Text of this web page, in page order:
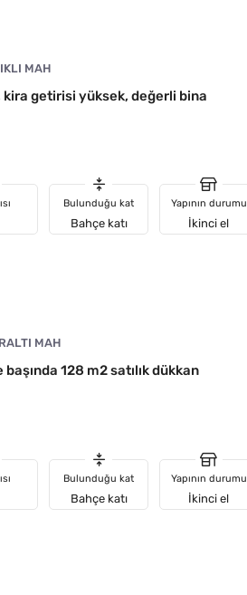
MAH
kira getirisi yüksek, değerli bina
Bulunduğu kat
Bahçe katı
Yapının durumu
İkinci el
MAH
128 m2 satılık dükkan
Bulunduğu kat
Bahçe katı
Yapının durumu
İkinci el